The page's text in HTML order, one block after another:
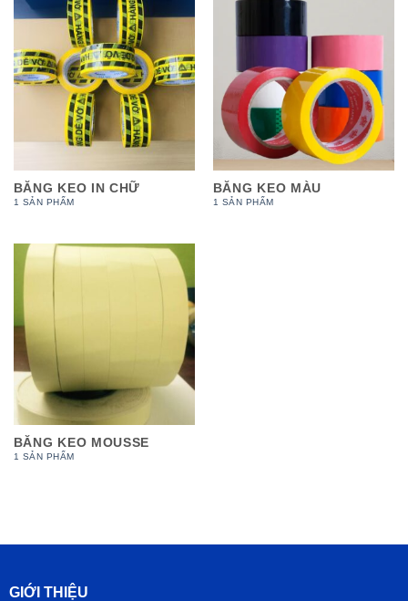
BĂNG KEO IN CHỮ
1 SẢN PHẨM
BĂNG KEO MÀU
1 SẢN PHẨM
BĂNG KEO MOUSSE
1 SẢN PHẨM
GIỚI THIỆU